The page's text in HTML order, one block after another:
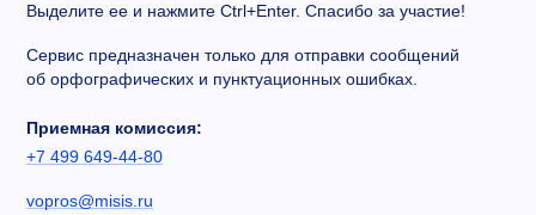
Выделите ее и нажмите Ctrl+Enter. Спасибо за участие!
Сервис предназначен только для отправки сообщений
об орфографических и пунктуационных ошибках.
Приемная комиссия:
+7 499 649-44-80
vopros@misis.ru